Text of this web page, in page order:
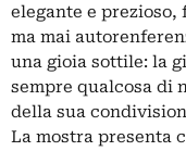
elegante e
ma mai
una gioia sottile: la
sempre qualcosa di
della sua
La mostra presenta